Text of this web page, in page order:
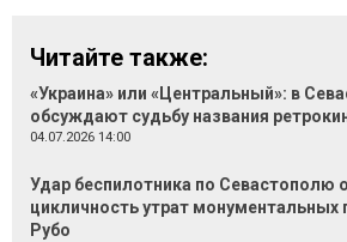
Читайте также:
«Украина» или «Центральный»: в
обсуждают судьбу названия
04.07.2026 14:00
Удар беспилотника по Севастополю
цикличность утрат монументальных
Рубо